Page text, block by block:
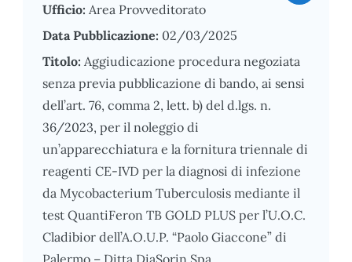
Ufficio: Area Provveditorato
Data Pubblicazione: 02/03/2025
Titolo: Aggiudicazione procedura negoziata
senza previa pubblicazione di bando, ai sensi
dell’art. 76, comma 2, lett. b) del d.lgs. n.
36/2023, per il noleggio di
un’apparecchiatura e la fornitura triennale di
reagenti CE-IVD per la diagnosi di infezione
da Mycobacterium Tuberculosis mediante il
test QuantiFeron TB GOLD PLUS per l’U.O.C.
Cladibior dell’A.O.U.P. “Paolo Giaccone” di
Palermo – Ditta DiaSorin Spa